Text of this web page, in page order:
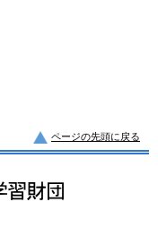
ページの先頭に戻る